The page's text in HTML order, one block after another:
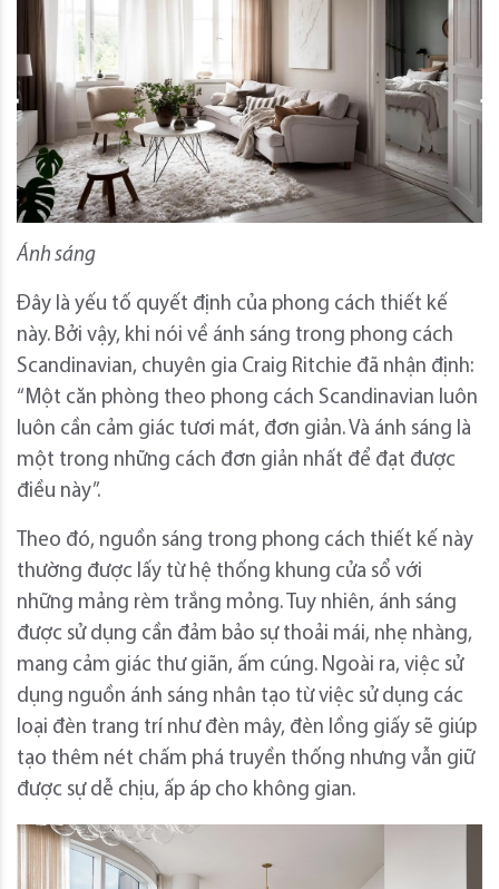
Ánh sáng
Đây là yếu tố quyết định của phong cách thiết kế
này. Bởi vậy, khi nói về ánh sáng trong phong cách
Scandinavian, chuyên gia Craig Ritchie đã nhận định:
“Một căn phòng theo phong cách Scandinavian luôn
luôn cần cảm giác tươi mát, đơn giản. Và ánh sáng là
một trong những cách đơn giản nhất để đạt được
điều này”.
Theo đó, nguồn sáng trong phong cách thiết kế này
thường được lấy từ hệ thống khung cửa sổ với
những mảng rèm trắng mỏng. Tuy nhiên, ánh sáng
được sử dụng cần đảm bảo sự thoải mái, nhẹ nhàng,
mang cảm giác thư giãn, ấm cúng. Ngoài ra, việc sử
dụng nguồn ánh sáng nhân tạo từ việc sử dụng các
loại đèn trang trí như đèn mây, đèn lồng giấy sẽ giúp
tạo thêm nét chấm phá truyền thống nhưng vẫn giữ
được sự dễ chịu, ấp áp cho không gian.